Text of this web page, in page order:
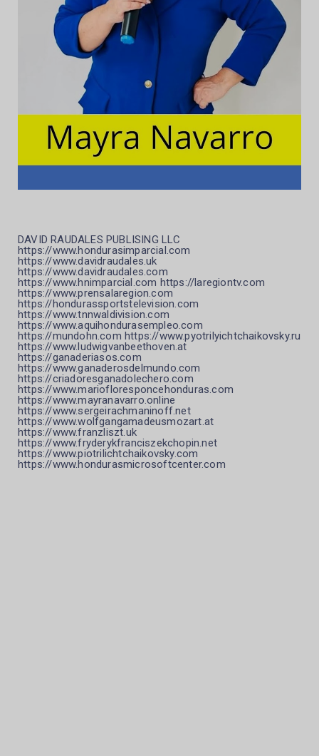
DAVID RAUDALES PUBLISING LLC
https://www.hondurasimparcial.com
https://www.davidraudales.uk
https://www.davidraudales.com
https://www.hnimparcial.com https://laregiontv.com
https://www.prensalaregion.com
https://hondurassportstelevision.com
https://www.tnnwaldivision.com
https://www.aquihondurasempleo.com
https://mundohn.com https://www.pyotrilyichtchaikovsky.ru
https://www.ludwigvanbeethoven.at
https://ganaderiasos.com
https://www.ganaderosdelmundo.com
https://criadoresganadolechero.com
https://www.mariofloresponcehonduras.com
https://www.mayranavarro.online
https://www.sergeirachmaninoff.net
https://www.wolfgangamadeusmozart.at
https://www.franzliszt.uk
https://www.fryderykfranciszekchopin.net
https://www.piotrilichtchaikovsky.com
https://www.hondurasmicrosoftcenter.com